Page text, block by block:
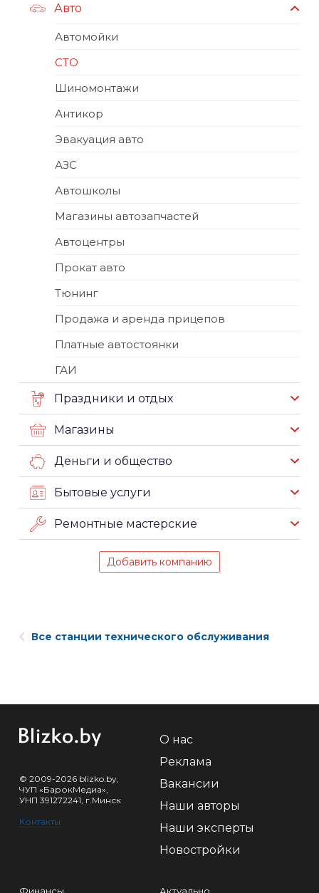
Авто
Автомойки
СТО
Шиномонтажи
Антикор
Эвакуация авто
АЗС
Автошколы
Магазины автозапчастей
Автоцентры
Прокат авто
Тюнинг
Продажа и аренда прицепов
Платные автостоянки
ГАИ
Праздники и отдых
Магазины
Деньги и общество
Бытовые услуги
Ремонтные мастерские
Добавить компанию
Все станции технического обслуживания
© 2009-2026 blizko.by,
ЧУП «БарокМедиа»,
УНП 391272241, г.Минск
Контакты
О нас
Реклама
Вакансии
Наши авторы
Наши эксперты
Новостройки
Финансы Актуально